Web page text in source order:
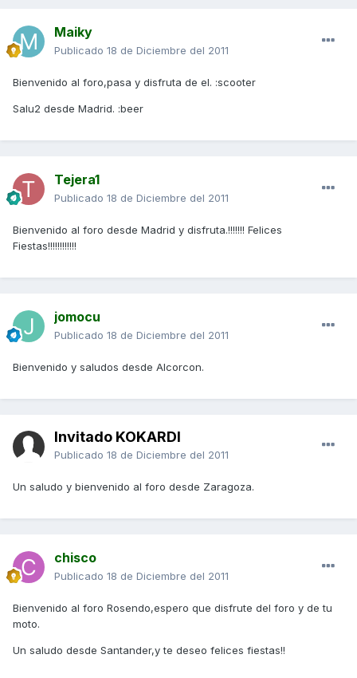
Maiky
Publicado 18 de Diciembre del 2011
Bienvenido al foro,pasa y disfruta de el. :scooter
Salu2 desde Madrid. :beer
Tejera1
Publicado 18 de Diciembre del 2011
Bienvenido al foro desde Madrid y disfruta.!!!!!!! Felices
Fiestas!!!!!!!!!!!!
jomocu
Publicado 18 de Diciembre del 2011
Bienvenido y saludos desde Alcorcon.
Invitado KOKARDI
Publicado 18 de Diciembre del 2011
Un saludo y bienvenido al foro desde Zaragoza.
chisco
Publicado 18 de Diciembre del 2011
Bienvenido al foro Rosendo,espero que disfrute del foro y de tu
moto.
Un saludo desde Santander,y te deseo felices fiestas!!